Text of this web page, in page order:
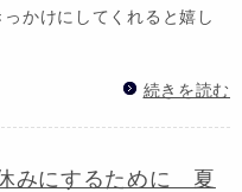
かけにしてくれると嬉し
続きを読む
みにするために 夏